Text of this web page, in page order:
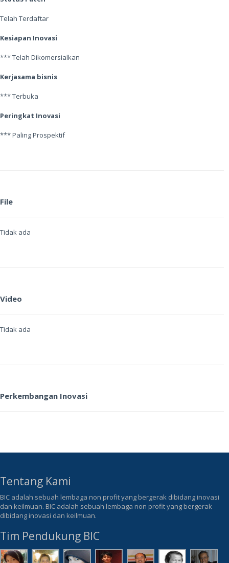
Telah Terdaftar
Kesiapan Inovasi
*** Telah Dikomersialkan
Kerjasama bisnis
*** Terbuka
Peringkat Inovasi
*** Paling Prospektif
File
Tidak ada
Video
Tidak ada
Perkembangan Inovasi
Tentang Kami
BIC adalah sebuah lembaga non profit yang bergerak dibidang inovasi
dan keilmuan. BIC adalah sebuah lembaga non profit yang bergerak
dibidang inovasi dan keilmuan.
Tim Pendukung BIC